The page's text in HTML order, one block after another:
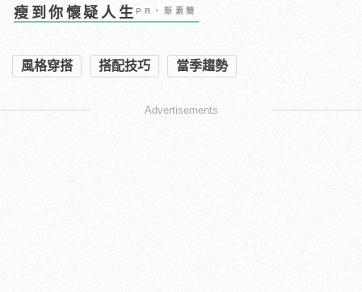
瘦到你懷疑人生PR・新素簡
風格穿搭 搭配技巧 當季趨勢
Advertisements